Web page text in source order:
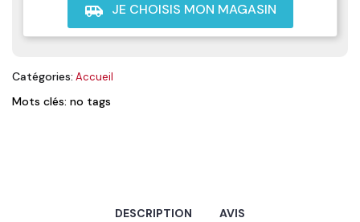
airport_shuttle JE CHOISIS MON MAGASIN
Catégories: Accueil
Mots clés: no tags
DESCRIPTION AVIS